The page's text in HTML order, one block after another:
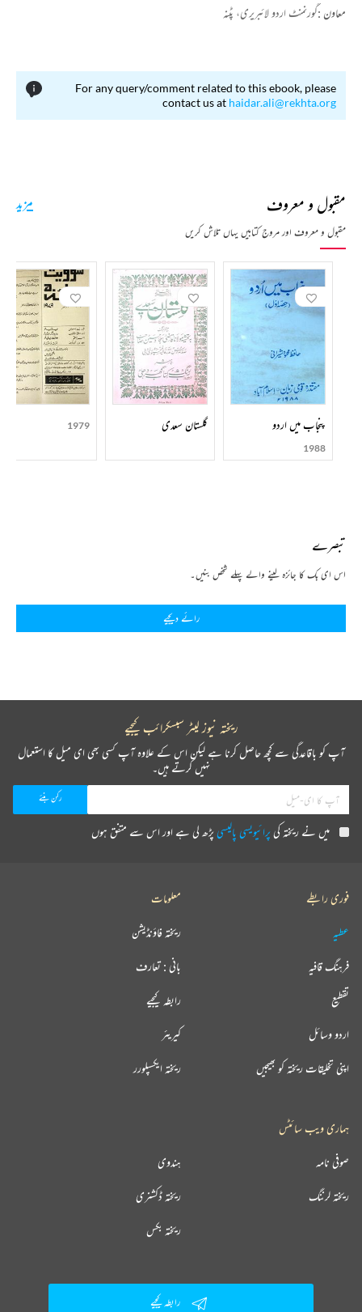
معاون :گورنمنٹ اردو لائبریری، پٹنہ
For any query/comment related to this ebook, please
contact us at haidar.ali@rekhta.org
مقبول و معروف
مقبول و معروف اور مروج کتابیں یہاں تلاش کریں
مزید
پنجاب میں اردو
1988
گلستان سعدی 1979
تبصرے
اس ای بک کا جائزہ لینے والے پہلے شخص بنیں۔
رائے دیجیے
ریختہ نیوز لیٹر سبسکرائب کیجیے
آپ کو باقاعدگی سے کچھ حاصل کرنا ہے لیکن اس کے علاوہ آپ کسی بھی ای میل کا استعمال
نہیں کرتے ہیں۔
میں نے ریختہ کیپرائیویسی پالیسیپڑھ لی ہے اور اس سے متفق ہوں
فوری رابطے
عطیہ
فرہنگ قافیہ
تقطیع
اردو وسائل
اپنی تخلیقات ریختہ کو بھیجیں
معلومات
ریختہ فاؤنڈیشن
بانی : تعارف
رابطہ کیجیے
کیریئر
ریختہ ایکسپلورر
ہماری ویب سائٹس
ہندوی صوفی نامہ
ریختہ ڈکشنری ریختہ لرننگ
ریختہ بکس
رابطہ کیجیے